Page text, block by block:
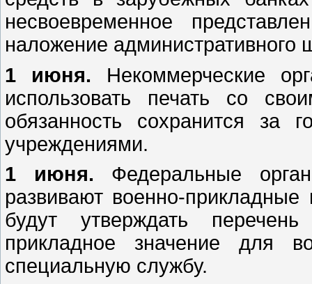
несвоевременное
наложение
1 июня. Некоммерческие
использовать печать со
обязанность сохранится за
учреждениями.
1 июня. Федеральные
развивают военно-
будут утверждать
прикладное значение для
специальную службу.